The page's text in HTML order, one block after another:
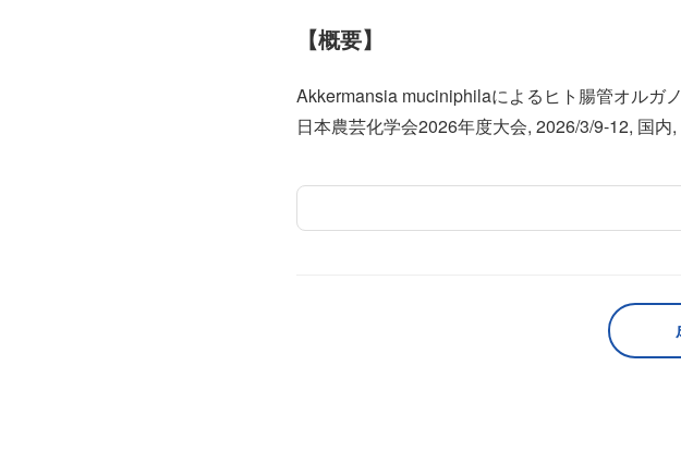
【概要】
Akkermansia muciniphilaによるヒト腸管オルガ
日本農芸化学会2026年度大会, 2026/3/9-12, 国内